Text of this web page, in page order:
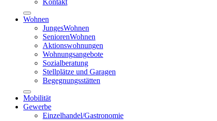
Kontakt
Wohnen
JungesWohnen
SeniorenWohnen
Aktionswohnungen
Wohnungsangebote
Sozialberatung
Stellplätze und Garagen
Begegnungsstätten
Mobilität
Gewerbe
Einzelhandel/Gastronomie